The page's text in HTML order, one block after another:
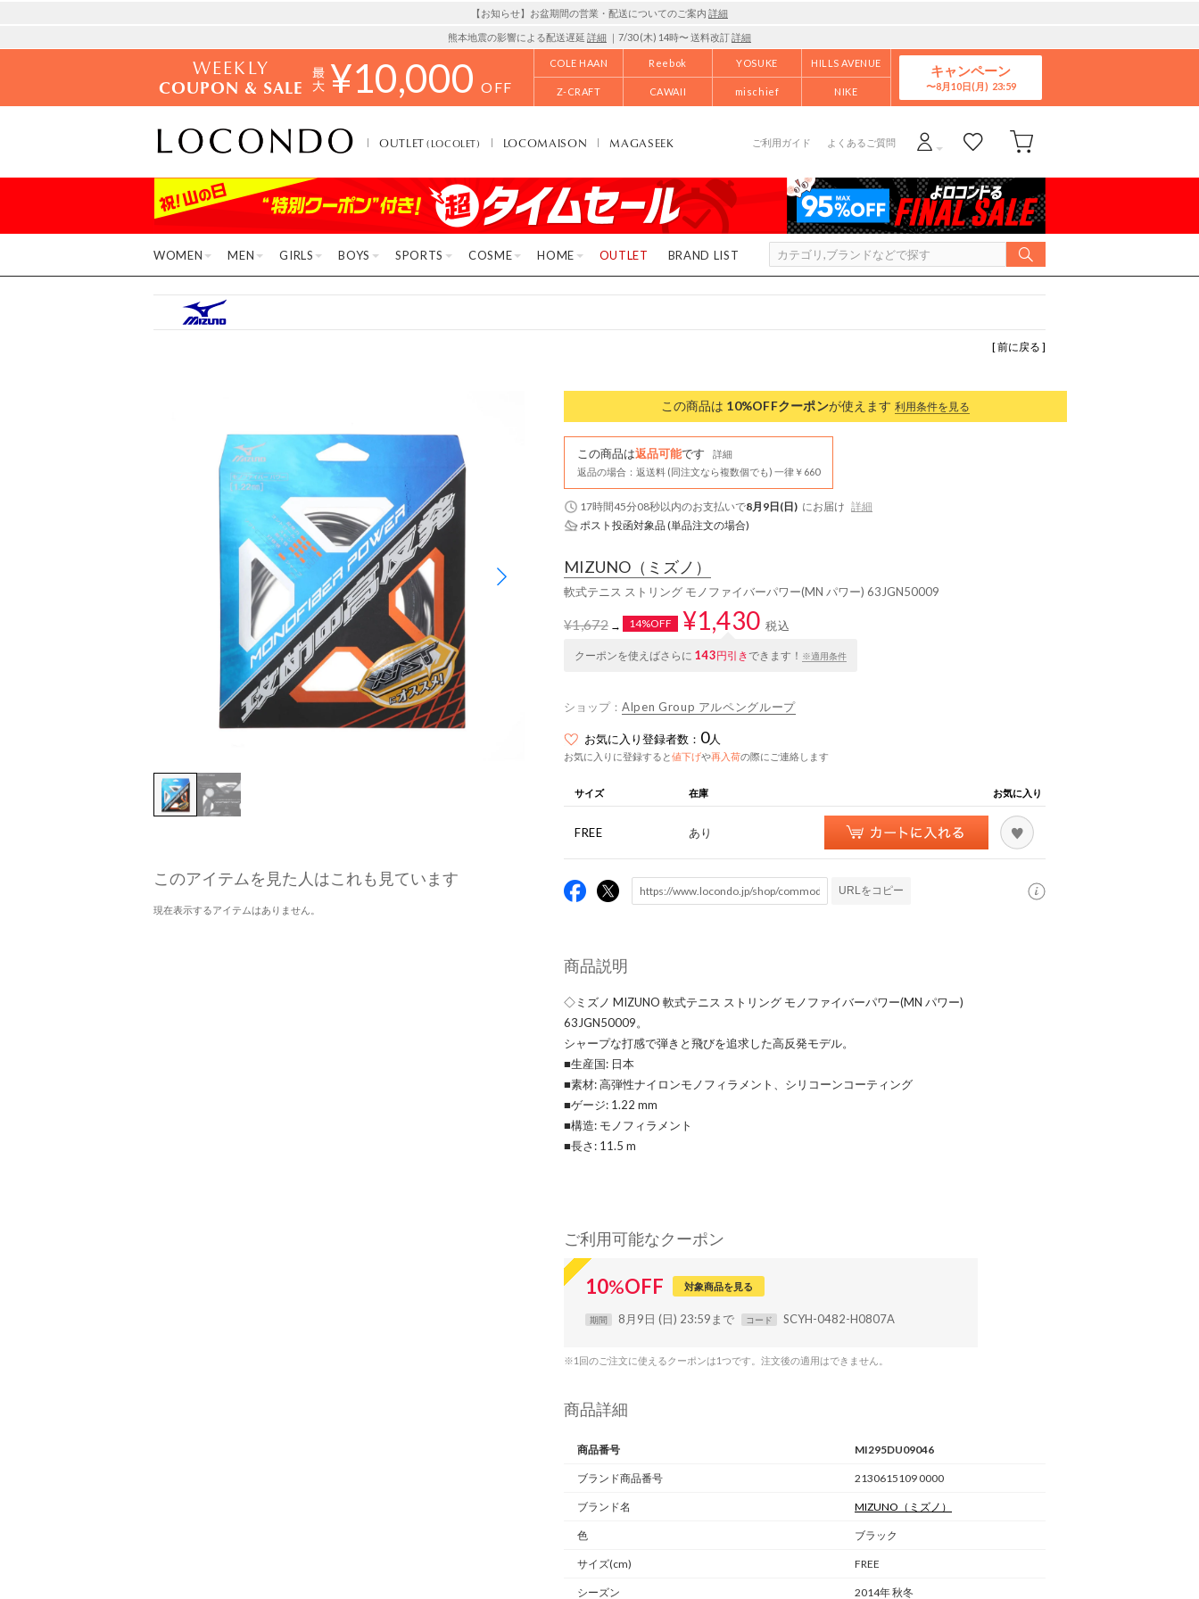
【お知らせ】お盆期間の営業・配送についてのご案内 詳細
熊本地震の影響による配送遅延 詳細 ｜7/30 (木) 14時〜 送料改訂詳細
WEEKLY
COUPON & SALE ¥10,000 OFF
COLE HAAN Reebok YOSUKE HILLS AVENUE
Z-CRAFT CAWAII mischief NIKE
キャンペーン
8月10日(月)
OUTLET(LOCOLET) LOCOMAISON MAGASEEK ご利用ガイド よくあるご質問
WOMEN MEN GIRLS BOYS SPORTS COSME HOME OUTLET BRAND LIST
[ 前に戻る ]
このアイテムを見た人はこれも見ています
現在表示するアイテムはありません。
この商品は 10%OFFクーポンが使えます 利用条件を見る
この商品は返品可能です
詳細
返品の場合：返送料 (同注文なら複数個でも) 一律￥660
17時間45分07秒以内のお支払いで8月9日(日) にお届け 詳細
ポスト投函対象品 (単品注文の場合)
MIZUNO （ミズノ）
軟式テニス ストリング モノファイバーパワー(MN パワー) 63JGN50009
¥1,672→ 14%OFF ¥1,430 税込
クーポンを使えばさらに 143円引きできます！ ※適用条件
ショップ： Alpen Group アルペングループ
お気に入り登録者数： 0人
お気に入りに登録すると値下げや再入荷の際にご連絡します
サイズ 在庫 お気に入り
FREE あり
URLをコピー
商品説明
◇ミズノ MIZUNO 軟式テニス ストリング モノファイバーパワー(MN パワー)
63JGN50009。
シャープな打感で弾きと飛びを追求した高反発モデル。
■生産国: 日本
■素材: 高弾性ナイロンモノフィラメント、シリコーンコーティング
■ゲージ: 1.22 mm
■構造: モノフィラメント
■長さ: 11.5 m
ご利用可能なクーポン
10%OFF 対象商品を見る
期間 8月9日 (日) 23:59まで コード SCYH-0482-H0807A
※1回のご注文に使えるクーポンは1つです。注文後の適用はできません。
商品詳細
商品番号 MI295DU09046
ブランド商品番号 2130615109 0000
ブランド名 MIZUNO （ミズノ）
色 ブラック
サイズ(cm) FREE
シーズン 2014年 秋冬